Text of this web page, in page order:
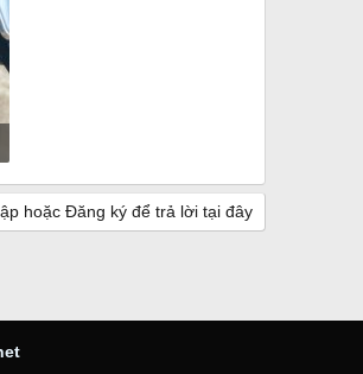
hoặc Đăng ký để trả lời tại đây